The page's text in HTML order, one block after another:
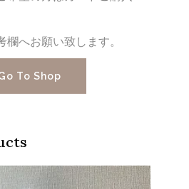
へお願い致します。
To Shop